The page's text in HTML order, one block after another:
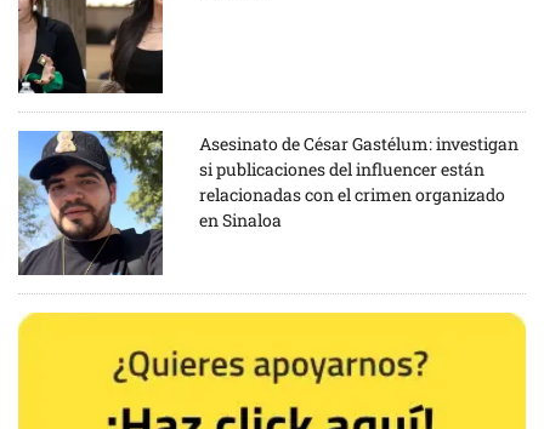
Asesinato de César Gastélum: investigan
si publicaciones del influencer están
relacionadas con el crimen organizado
en Sinaloa